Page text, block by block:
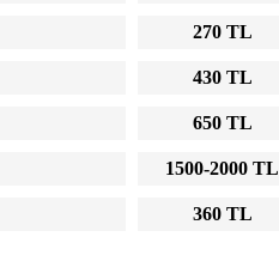
270 TL
430 TL
650 TL
1500-2000 TL
360 TL